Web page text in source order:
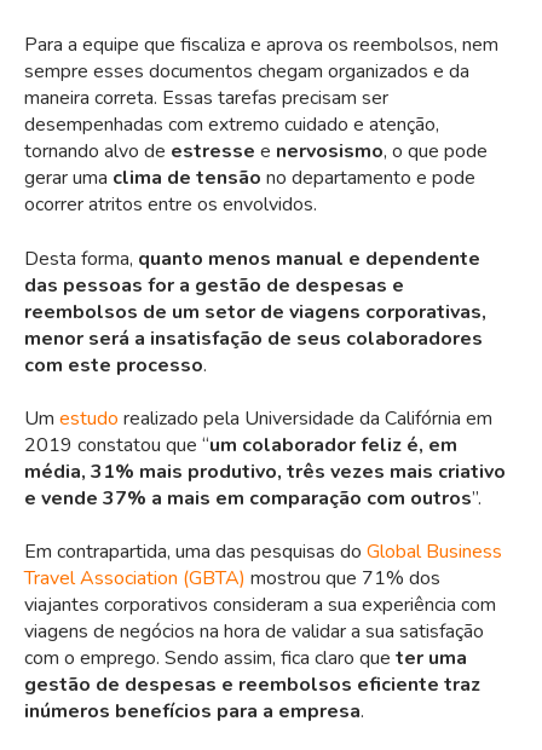
Para a equipe que fiscaliza e aprova os reembolsos, nem
sempre esses documentos chegam organizados e da
maneira correta. Essas tarefas precisam ser
desempenhadas com extremo cuidado e atenção,
tornando alvo de estresse e nervosismo, o que pode
gerar uma clima de tensão no departamento e pode
ocorrer atritos entre os envolvidos.
Desta forma, quanto menos manual e dependente
das pessoas for a gestão de despesas e
reembolsos de um setor de viagens corporativas,
menor será a insatisfação de seus colaboradores
com este processo.
Um estudo realizado pela Universidade da Califórnia em
2019 constatou que “um colaborador feliz é, em
média, 31% mais produtivo, três vezes mais criativo
e vende 37% a mais em comparação com outros”.
Em contrapartida, uma das pesquisas do Global Business
Travel Association (GBTA) mostrou que 71% dos
viajantes corporativos consideram a sua experiência com
viagens de negócios na hora de validar a sua satisfação
com o emprego. Sendo assim, fica claro que ter uma
gestão de despesas e reembolsos eficiente traz
inúmeros benefícios para a empresa.